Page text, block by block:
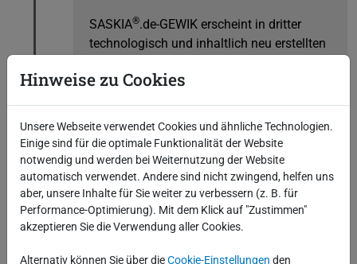
SASKIA®.de-GEWIK erscheint in dritter
technologisch und inhaltlich neu erstellten
Start des ersten Doppik-
Anwenders
Die Gemeinde Zschorlau bucht als
2007
Hinweise zu Cookies
Unsere Webseite verwendet Cookies und ähnliche Technologien.
Einige sind für die optimale Funktionalität der Website
notwendig und werden bei Weiternutzung der Website
automatisch verwendet. Andere sind nicht zwingend, helfen uns
aber, unsere Inhalte für Sie weiter zu verbessern (z. B. für
Performance-Optimierung). Mit dem Klick auf "Zustimmen"
akzeptieren Sie die Verwendung aller Cookies.
Alternativ können Sie über dieCookie-Einstellungen den